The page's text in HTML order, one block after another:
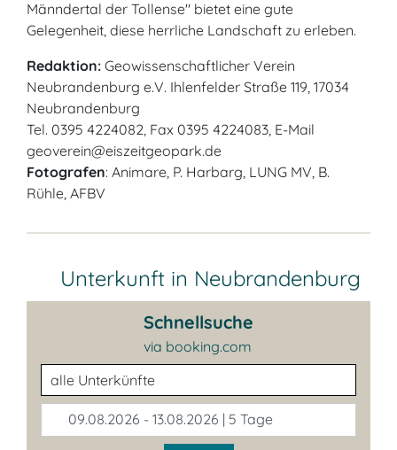
Männdertal der Tollense" bietet eine gute
Gelegenheit, diese herrliche Landschaft zu erleben.
Redaktion: Geowissenschaftlicher Verein
Neubrandenburg e.V. Ihlenfelder Straße 119, 17034
Neubrandenburg
Tel. 0395 4224082, Fax 0395 4224083, E-Mail
geoverein@eiszeitgeopark.de
Fotografen: Animare, P. Harbarg, LUNG MV, B.
Rühle, AFBV
Unterkunft in Neubrandenburg
Schnellsuche
via booking.com
Unterkunftsart
09.08.2026 - 13.08.2026 | 5 Tage